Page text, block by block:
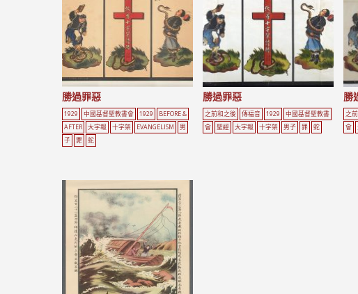
勝過罪惡
1929 中國基督聖教書會 1929
BEFORE &
AFTER
大字報 十字架 EVANGELISM
男
子
罪 蛇
勝過罪惡
之前和之後 傳福音 1929
中國基督聖教書
會
聖經 大字報 十字架 男子 罪 蛇
勝
之
會